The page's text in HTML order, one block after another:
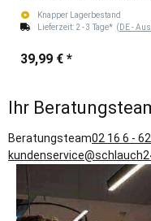
Knapper Lagerbestand
Lieferzeit: 2 - 3 Tage* (DE -
39,99 € *
Ihr
Beratungsteam02 16 6 -